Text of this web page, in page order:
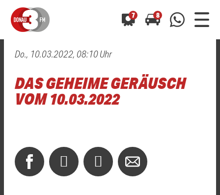
7 8
0800 0 490 400
01520 242 3333
Hast du auch einen Blitzer oder eine Verkehrsbehinderung
gesehen? Ganz einfach melden - kostenlos unter
Hast du auch einen Blitzer oder eine Verkehrsbehinderung
gesehen? Ganz einfach melden - kostenlos unter
Do., 10.03.2022, 08:10 Uhr
DAS GEHEIME GERÄUSCH
VOM 10.03.2022